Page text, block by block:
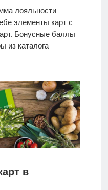
лояльности
элементы карт с
Бонусные баллы
из каталога
в